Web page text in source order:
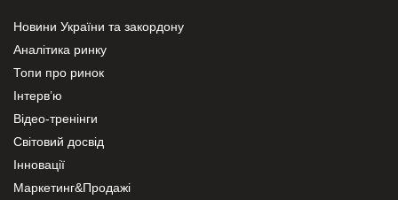
Новини України та закордону
Аналітика ринку
Топи про ринок
Інтерв’ю
Відео-тренінги
Світовий досвід
Інновації
Маркетинг&Продажі